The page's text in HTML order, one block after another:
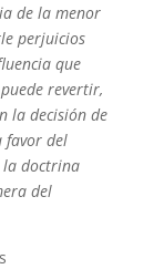
de la menor
perjuicios
que
revertir,
la decisión de
favor del
la doctrina
del